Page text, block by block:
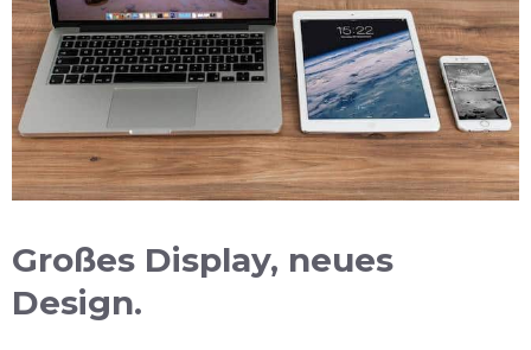
Großes Display, neues
Design.